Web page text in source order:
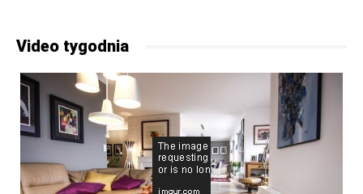
Video tygodnia